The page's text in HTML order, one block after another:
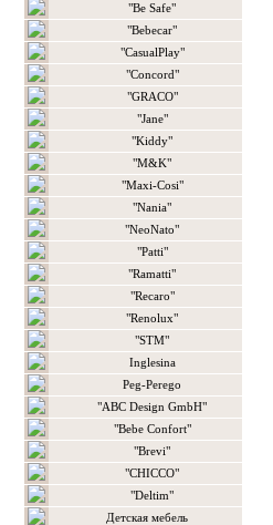
"Be Safe"
"Bebecar"
"CasualPlay"
"Concord"
"GRACO"
"Jane"
"Kiddy"
"M&K"
"Maxi-Cosi"
"Nania"
"NeoNato"
"Patti"
"Ramatti"
"Recaro"
"Renolux"
"STM"
Inglesina
Peg-Perego
"ABC Design GmbH"
"Bebe Confort"
"Brevi"
"CHICCO"
"Deltim"
Детская мебель